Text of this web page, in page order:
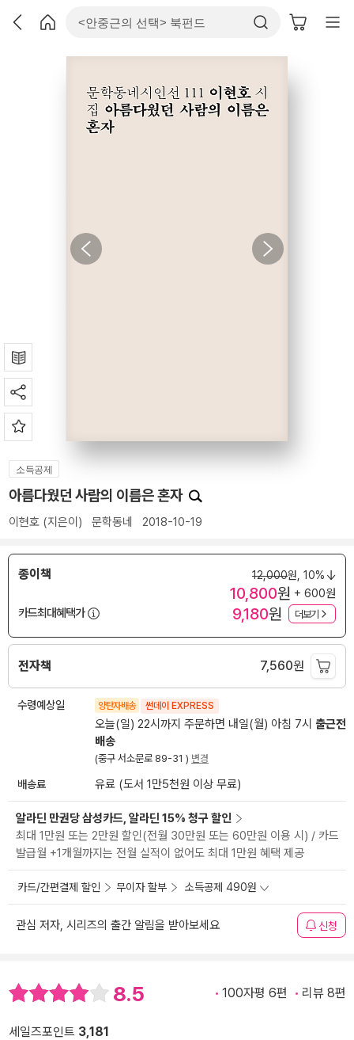
소득공제
아름다웠던 사람의 이름은 혼자
이현호 (지은이) 문학동네 2018-10-19
종이책 12,000원, 10%
10,800원 + 600원
카드최대혜택가
9,180원 더보기
전자책 7,560원
수령예상일 양탄자배송 썬데이 EXPRESS
오늘(일) 22시까지 주문하면 내일(월) 아침 7시 출근전
배송
(중구 서소문로 89-31 ) 변경
배송료 유료 (도서 1만5천원 이상 무료)
알라딘 만권당 삼성카드, 알라딘 15% 청구 할인
최대 1만원 또는 2만원 할인(전월 30만원 또는 60만원 이용 시) / 카드
발급월 +1개월까지는 전월 실적이 없어도 최대 1만원 혜택 제공
카드/간편결제 할인 무이자 할부 소득공제 490원
관심 저자, 시리즈의 출간 알림을 받아보세요 신청
8.5 100자평 6편 리뷰 8편
세일즈포인트 3,181